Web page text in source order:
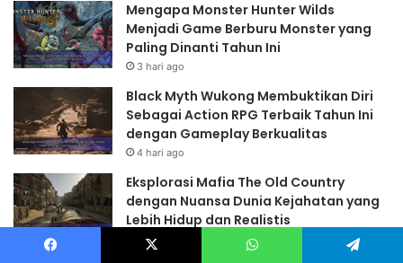
Mengapa Monster Hunter Wilds
Menjadi Game Berburu Monster yang
Paling Dinanti Tahun Ini
3 hari ago
Black Myth Wukong Membuktikan Diri
Sebagai Action RPG Terbaik Tahun Ini
dengan Gameplay Berkualitas
4 hari ago
Eksplorasi Mafia The Old Country
dengan Nuansa Dunia Kejahatan yang
Lebih Hidup dan Realistis
5 hari ago